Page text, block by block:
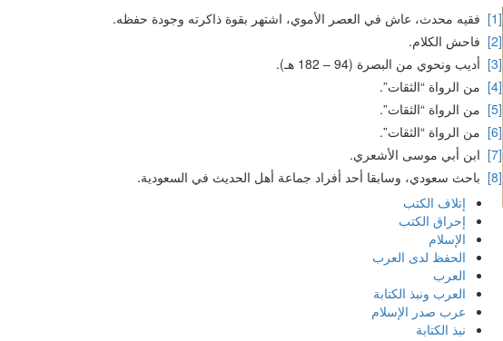
[1]
فقيه محدث، عاش في العصر الأموي، اشتهر بقوة ذاكرته وجودة حفظه.
[2]
فاحش الكلام.
[3]
أديب ونحوي من البصرة (94 – 182 هـ).
[4]
من الرواة “الثقات”.
[5]
من الرواة “الثقات”.
[6]
من الرواة “الثقات”.
[7]
ابن أبي موسى الأشعري.
[8]
باحث سعودي، وسابقا أحد أفراد جماعة أهل الحديث في السعودية.
إتلاف الكتب
إحراق الكتب
الإسلام
الحفظ لدى العرب
العرب
العرب ونبذ الكتابة
عرب صدر الإسلام
نبذ الكتابة